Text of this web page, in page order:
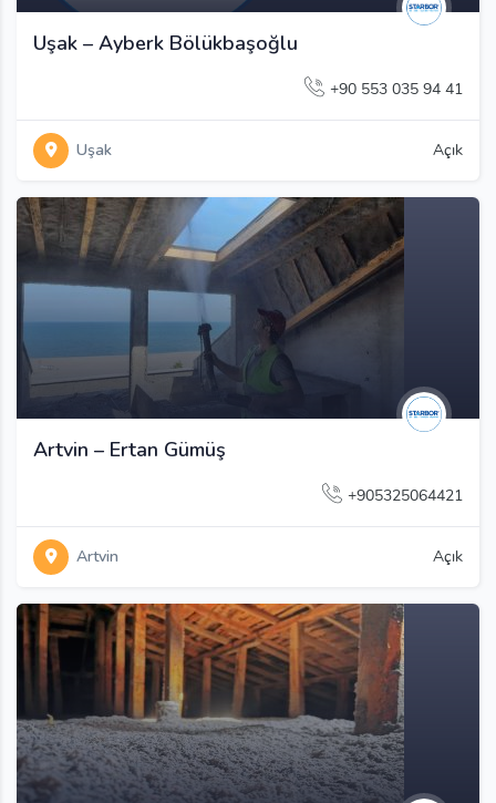
Uşak – Ayberk Bölükbaşoğlu
+90 553 035 94 41
Uşak Açık
Artvin – Ertan Gümüş
+905325064421
Artvin Açık